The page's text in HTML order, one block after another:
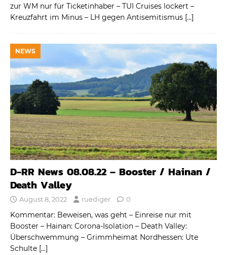
zur WM nur für Ticketinhaber – TUI Cruises lockert –
Kreuzfahrt im Minus – LH gegen Antisemitismus […]
NEWS
D-RR News 08.08.22 – Booster / Hainan /
Death Valley
August 8, 2022 ruediger 0
Kommentar: Beweisen, was geht – Einreise nur mit
Booster – Hainan: Corona-Isolation – Death Valley:
Überschwemmung – Grimmheimat Nordhessen: Ute
Schulte […]